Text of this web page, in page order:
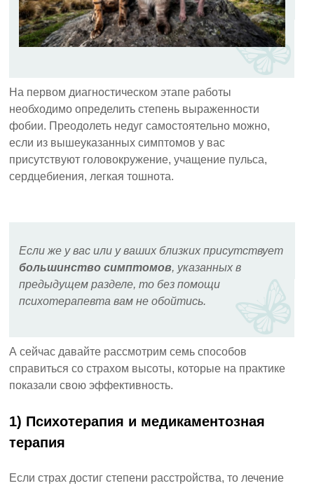
На первом диагностическом этапе работы
необходимо определить степень выраженности
фобии. Преодолеть недуг самостоятельно можно,
если из вышеуказанных симптомов у вас
присутствуют головокружение, учащение пульса,
сердцебиения, легкая тошнота.
Если же у вас или у ваших близких присутствует
большинство симптомов, указанных в
предыдущем разделе, то без помощи
психотерапевта вам не обойтись.
А сейчас давайте рассмотрим семь способов
справиться со страхом высоты, которые на практике
показали свою эффективность.
1) Психотерапия и медикаментозная
терапия
Если страх достиг степени расстройства, то лечение